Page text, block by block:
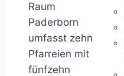
Raum
Paderborn
umfasst zehn
Pfarreien mit
fünfzehn